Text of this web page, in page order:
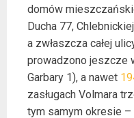
domów
Ducha 77,
a zwłaszcza całej
prowadzono jeszcze
Garbary 1), a nawet
zasługach Volmara
tym samym okresie